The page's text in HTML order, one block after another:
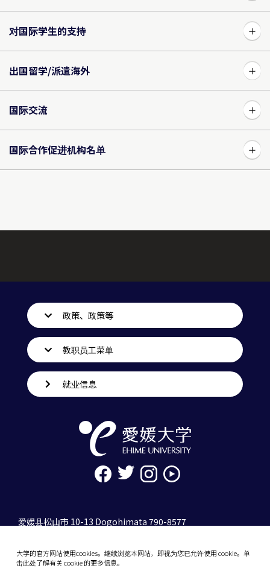
对国际学生的支持
出国留学/派遣海外
国际交流
国际合作促进机构名单
大学的官方网站使用cookies。继续浏览本网站，即视为您已允许使用 cookie。单
击此处了解有关 cookie 的更多信息。
政策、政策等
教职员工菜单
就业信息
爱媛县松山市 10-13 Dogohimata 790-8577
10-13 Dogo-Himata, Matsuyama, Ehime 790-